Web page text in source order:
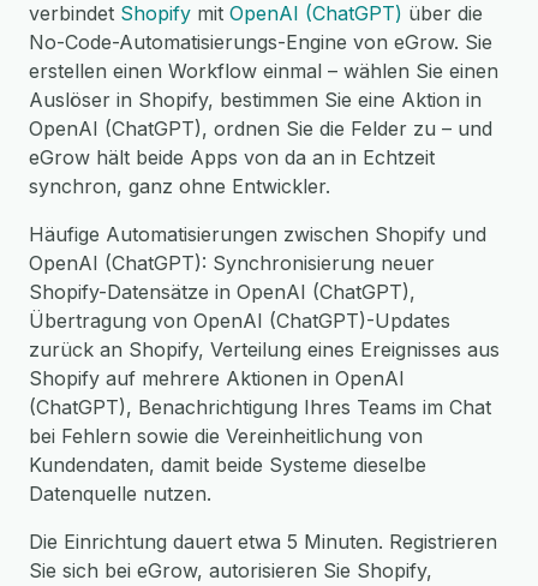
verbindet Shopify mit OpenAI (ChatGPT) über die
No-Code-Automatisierungs-Engine von eGrow. Sie
erstellen einen Workflow einmal – wählen Sie einen
Auslöser in Shopify, bestimmen Sie eine Aktion in
OpenAI (ChatGPT), ordnen Sie die Felder zu – und
eGrow hält beide Apps von da an in Echtzeit
synchron, ganz ohne Entwickler.
Häufige Automatisierungen zwischen Shopify und
OpenAI (ChatGPT): Synchronisierung neuer
Shopify-Datensätze in OpenAI (ChatGPT),
Übertragung von OpenAI (ChatGPT)-Updates
zurück an Shopify, Verteilung eines Ereignisses aus
Shopify auf mehrere Aktionen in OpenAI
(ChatGPT), Benachrichtigung Ihres Teams im Chat
bei Fehlern sowie die Vereinheitlichung von
Kundendaten, damit beide Systeme dieselbe
Datenquelle nutzen.
Die Einrichtung dauert etwa 5 Minuten. Registrieren
Sie sich bei eGrow, autorisieren Sie Shopify,